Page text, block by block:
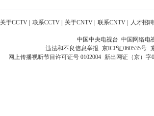
关于CCTV 联系CCTV 关于CNTV 联系CNTV 人才招聘
中国中央电视台 中国网络电
违法和不良信息举报 京ICP证060535号
网上传播视听节目许可证号 0102004 新出网证（京）